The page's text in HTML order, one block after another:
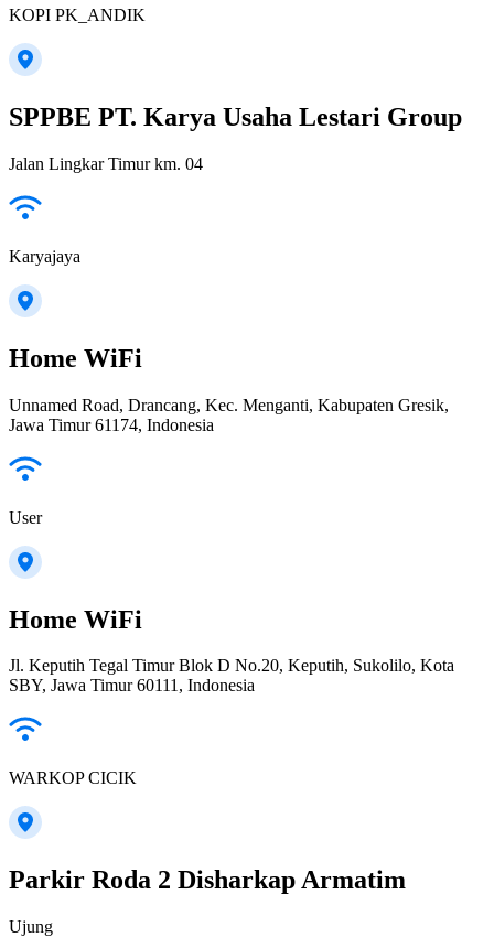
KOPI PK_ANDIK
SPPBE PT. Karya Usaha Lestari Group
Jalan Lingkar Timur km. 04
Karyajaya
Home WiFi
Unnamed Road, Drancang, Kec. Menganti, Kabupaten Gresik,
Jawa Timur 61174, Indonesia
User
Home WiFi
Jl. Keputih Tegal Timur Blok D No.20, Keputih, Sukolilo, Kota
SBY, Jawa Timur 60111, Indonesia
WARKOP CICIK
Parkir Roda 2 Disharkap Armatim
Ujung